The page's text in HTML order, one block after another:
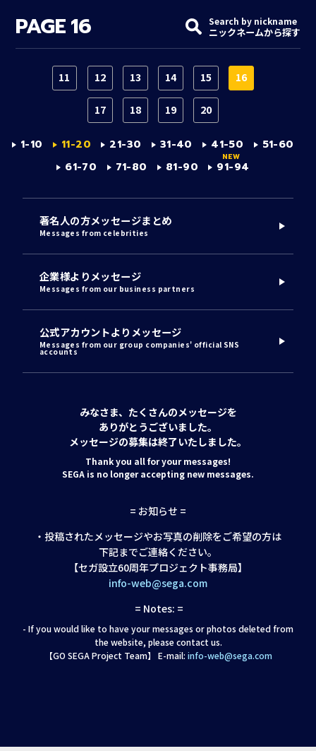
PAGE16 Search by nickname
ニックネームから探す
11 12 13 14 15 16
17 18 19 20
1-10 11-20 21-30 31-40 41-50
51-60
61-70
71-80 81-90 91-94
著名人の方メッセージまとめ
Messages from celebrities
企業様よりメッセージ
Messages from our business partners
公式アカウントよりメッセージ
Messages from our group companies' official SNS
accounts
みなさま、たくさんのメッセージを
ありがとうございました。
メッセージの募集は終了いたしました。
Thank you all for your messages!
SEGA is no longer accepting new messages.
= お知らせ =
・投稿されたメッセージやお写真の削除をご希望の方は
下記までご連絡ください。
【セガ設立60周年プロジェクト事務局】
info-web@sega.com
= Notes: =
- If you would like to have your messages or photos deleted from
the website, please contact us.
【GO SEGA Project Team】 E-mail: info-web@sega.com